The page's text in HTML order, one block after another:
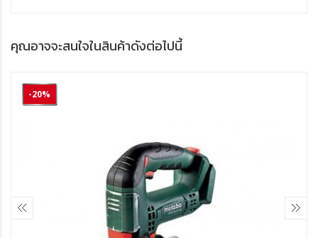
คุณอาจจะสนใจในสินค้าดังต่อไปนี้
-20%